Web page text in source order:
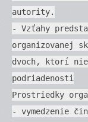
autority.
- Vzťahy
organizovanej
dvoch, ktorí
podriadenosti
Prostriedky
- vymedzenie